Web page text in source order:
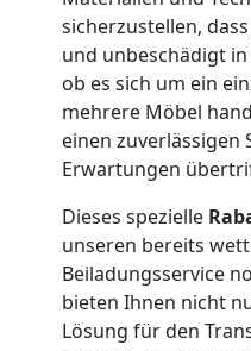
sicherzustellen,
und unbeschädigt
ob es sich um ein
mehrere Möbel
einen zuverlässigen
Erwartungen
Dieses spezielle
unseren bereits
Beiladungsservice
bieten Ihnen nicht
Lösung für den
Leonding
Full-
Service-
Umzug
Leonding